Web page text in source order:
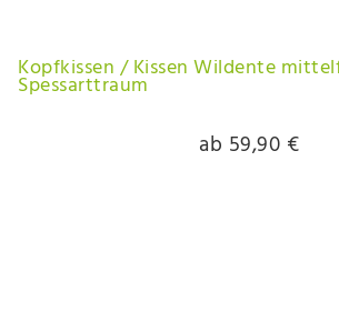
Kopfkissen / Kissen Wildente
Spessarttraum
ab 59,90 €